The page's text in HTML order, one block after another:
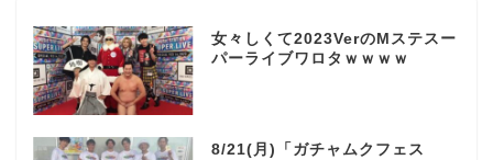
女々しくて2023VerのMステスー
パーライブワロタｗｗｗｗ
8/21(月)「ガチャムクフェス